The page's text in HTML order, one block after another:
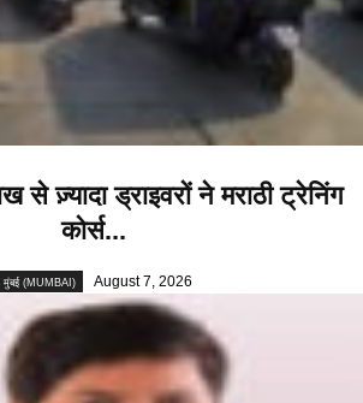
से ज़्यादा ड्राइवरों ने मराठी ट्रेनिंग
कोर्स...
मुंबई (MUMBAI) August 7, 2026